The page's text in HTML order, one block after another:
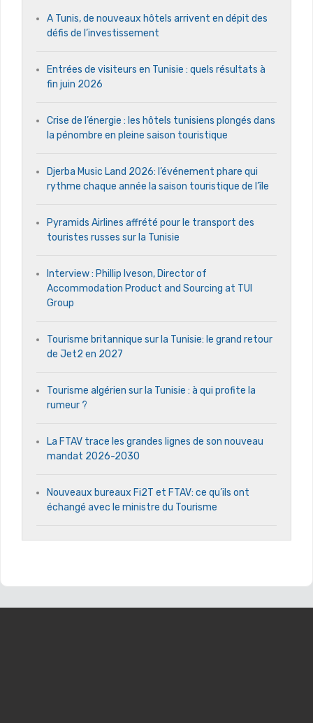
A Tunis, de nouveaux hôtels arrivent en dépit des
défis de l’investissement
Entrées de visiteurs en Tunisie : quels résultats à
fin juin 2026
Crise de l’énergie : les hôtels tunisiens plongés dans
la pénombre en pleine saison touristique
Djerba Music Land 2026: l’événement phare qui
rythme chaque année la saison touristique de l’île
Pyramids Airlines affrété pour le transport des
touristes russes sur la Tunisie
Interview : Phillip Iveson, Director of
Accommodation Product and Sourcing at TUI
Group
Tourisme britannique sur la Tunisie: le grand retour
de Jet2 en 2027
Tourisme algérien sur la Tunisie : à qui profite la
rumeur ?
La FTAV trace les grandes lignes de son nouveau
mandat 2026-2030
Nouveaux bureaux Fi2T et FTAV: ce qu’ils ont
échangé avec le ministre du Tourisme